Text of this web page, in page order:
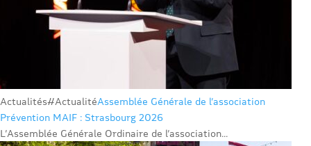
Actualités#ActualitéAssemblée Générale de l’association
Prévention MAIF : Strasbourg 2026
L’Assemblée Générale Ordinaire de l’association...